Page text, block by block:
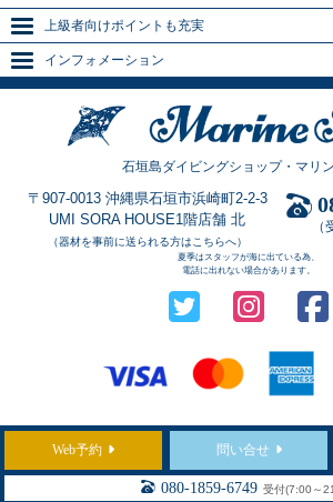
上級者向けポイントも充実
インフォメーション
石垣島ダイビングショップ・マリ
〒907-0013 沖縄県石垣市浜崎町2-2-3
UMI SORA HOUSE1階店舗 北
（器材を事前に送られる方はこちらへ）
夏季はスタッフが海に出ている為、
電話に出れない場合があります。
石垣島のダイビングショップ「マリンメイト」
Web予約 問い合せ
080-1859-6749 受付(7:00～